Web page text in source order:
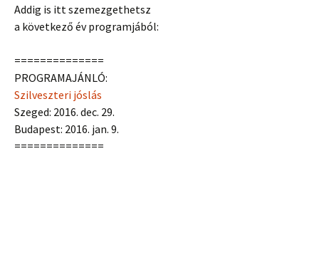
Addig is itt szemezgethetsz
a következő év programjából:
==============
PROGRAMAJÁNLÓ:
Szilveszteri jóslás
Szeged: 2016. dec. 29.
Budapest: 2016. jan. 9.
==============